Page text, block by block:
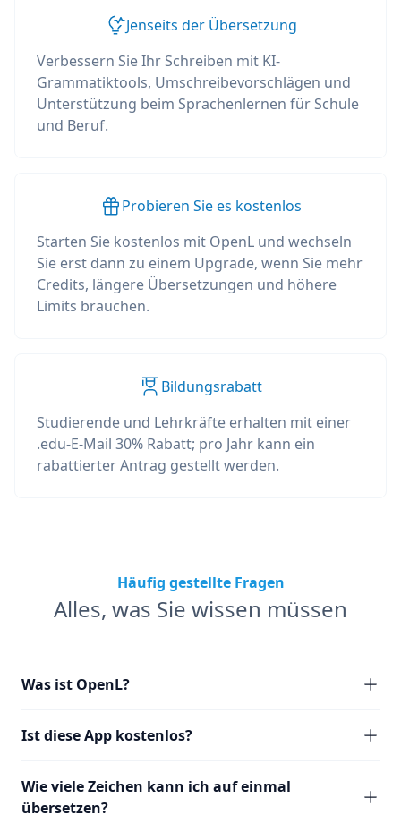
Jenseits der Übersetzung
Verbessern Sie Ihr Schreiben mit KI-
Grammatiktools, Umschreibevorschlägen und
Unterstützung beim Sprachenlernen für Schule
und Beruf.
Probieren Sie es kostenlos
Starten Sie kostenlos mit OpenL und wechseln
Sie erst dann zu einem Upgrade, wenn Sie mehr
Credits, längere Übersetzungen und höhere
Limits brauchen.
Bildungsrabatt
Studierende und Lehrkräfte erhalten mit einer
.edu-E-Mail 30% Rabatt; pro Jahr kann ein
rabattierter Antrag gestellt werden.
Häufig gestellte Fragen
Alles, was Sie wissen müssen
Was ist OpenL?
Ist diese App kostenlos?
Wie viele Zeichen kann ich auf einmal
übersetzen?